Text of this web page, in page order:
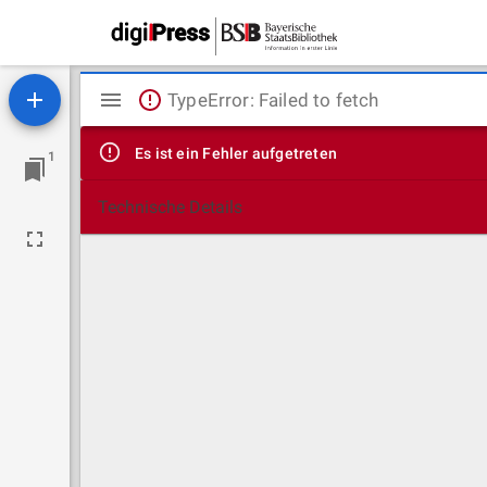
1
Mirador
Viewer
TypeError: Failed to fetch
Es ist ein Fehler aufgetreten
Technische Details